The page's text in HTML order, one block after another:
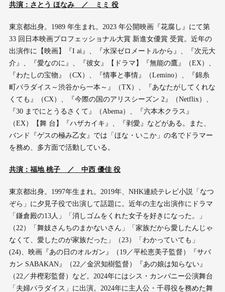
共演：さとう ほなみ ／ ミミ 役
東京都出身。1989 年生まれ。2023 年公開映画『花腐し』にて第
33 回日本映画プロフェッショナル大賞 新進女優賞 受賞。近年の
出演作に【映画】『I ai』、『水深ゼロメートルから』、『次元大
介』、『愛なのに』、『彼女』【ドラマ】『無能の鷹』（EX）、
『わたしの宝物』（CX）、『情事と事情』（Lemino）、『錦糸
町パラダイス～渋谷から一本～』（TX）、『あなたがしてくれな
くても』（CX）、『今際の国のアリスシーズン 2』（Netflix）、
『30 までにとうるさくて』（Abema）、『六本木クラス』
（EX）【舞 台】『ハザカイキ』、『剥愛』などがある。また、
バンド『ゲスの極み乙女』では「ほな・いこか」の名でドラマー
を務め、多方面で活動している。
共演：福地 桃子 ／ 中西 優佳 役
東京都出身。1997年生まれ。2019年、NHK連続テレビ小説「なつ
ぞら」に夕見子役で出演して話題に。近年の主な出演作にドラマ
「鎌倉殿の13人」「消しゴムをくれた女子を好きになった。」
（22）「舞妓さんちのまかないさん」「家族だから愛したんじゃ
なくて、愛したのが家族だった」（23）「わかっていても」
(24)、映画『あの日のオルガン』（19／平松恵美子監督）『サバ
カン SABAKAN』（22／金沢知樹監督）『あの娘は知らない』
（22／井樫彩監督）など。2024年にはシス・カンパニー公演舞台
「夫婦パラダイス」に出演。2024年に主人公・千尋役を務めた舞